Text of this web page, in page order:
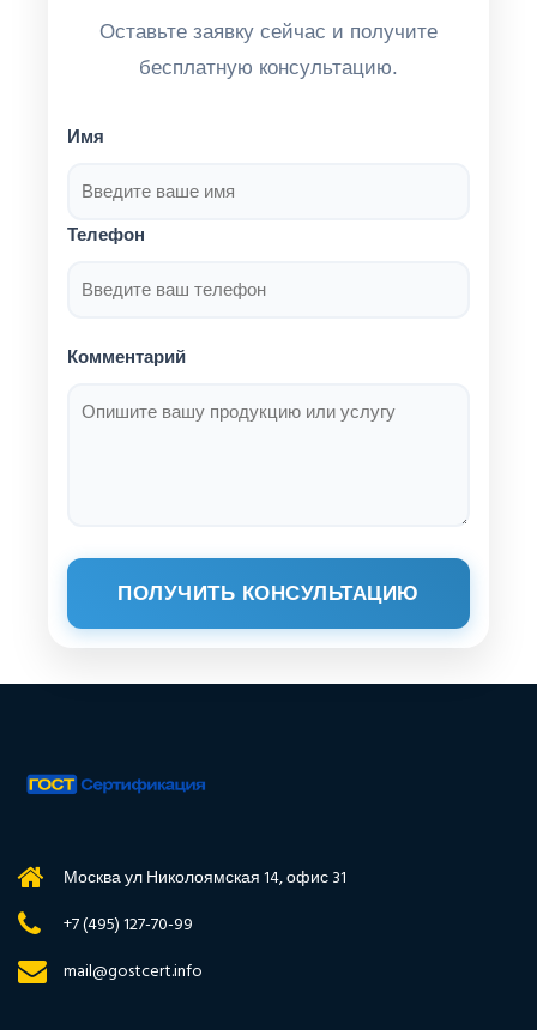
Оставьте заявку сейчас и получите
бесплатную консультацию.
Имя
Телефон
Комментарий
ПОЛУЧИТЬ КОНСУЛЬТАЦИЮ
Москва ул Николоямская 14, офис 31
+7 (495) 127-70-99
mail@gostcert.info